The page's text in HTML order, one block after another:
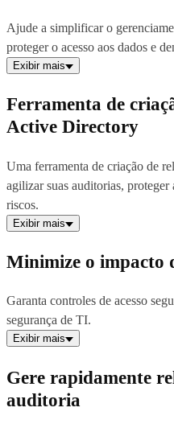
Ajude a simplificar o
proteger o acesso aos dados e
Exibir mais
Ferramenta de
Active Directory
Uma ferramenta de criação de
agilizar suas auditorias,
riscos.
Exibir mais
Minimize o impacto
Garanta controles de acesso
segurança de TI.
Exibir mais
Gere rapidamente
auditoria